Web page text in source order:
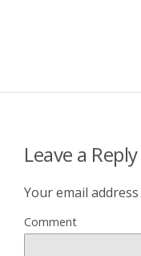
Leave a Reply
Your email
Comment